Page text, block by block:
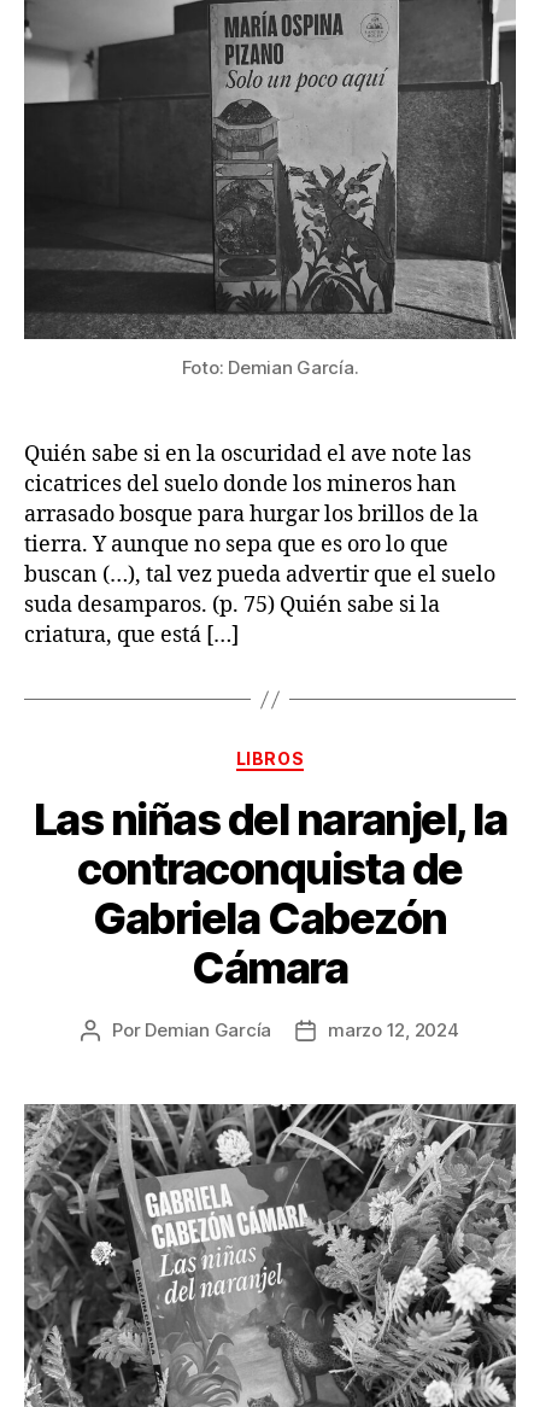
Foto: Demian García.
Quién sabe si en la oscuridad el ave note las
cicatrices del suelo donde los mineros han
arrasado bosque para hurgar los brillos de la
tierra. Y aunque no sepa que es oro lo que
buscan (…), tal vez pueda advertir que el suelo
suda desamparos. (p. 75) Quién sabe si la
criatura, que está […]
Categorías
LIBROS
Las niñas del naranjel, la
contraconquista de
Gabriela Cabezón
Cámara
Autor
publicación
Por Demian García
Fecha
publicación
marzo 12, 2024